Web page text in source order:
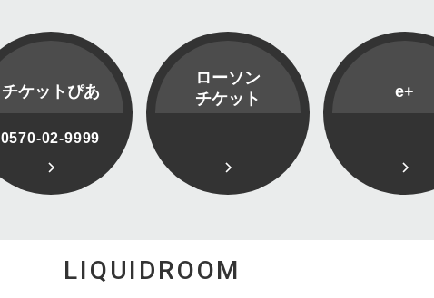
チケットぴあ
0570-02-9999
ローソン
チケット
e+
LIQUIDROOM